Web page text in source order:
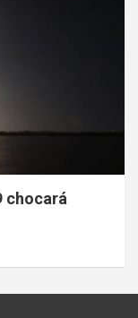
chocará